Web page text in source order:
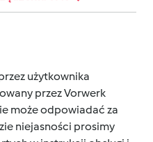
użytkownika
przez Vorwerk
może odpowiadać za
niejasności prosimy